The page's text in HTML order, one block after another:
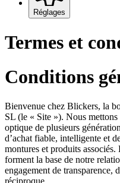
Réglages
Termes et
Conditions
Bienvenue chez Blickers, la
SL (le « Site »). Nous
optique de plusieurs
d’achat fiable, intelligente et
montures et produits
forment la base de notre
engagement de transparence,
réciproque.